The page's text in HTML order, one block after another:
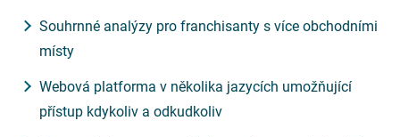
Souhrnné analýzy pro franchisanty s více obchodními
místy
Webová platforma v několika jazycích umožňující
přístup kdykoliv a odkudkoliv